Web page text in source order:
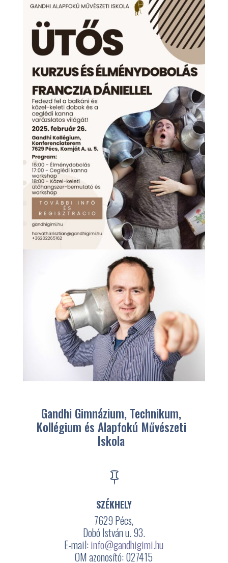
Gandhi Gimnázium, Technikum,
Kollégium és Alapfokú Művészeti
Iskola

SZÉKHELY
7629 Pécs,
Dobó István u. 93.
E-mail:info@gandhigimi.hu
OM azonosító: 027415